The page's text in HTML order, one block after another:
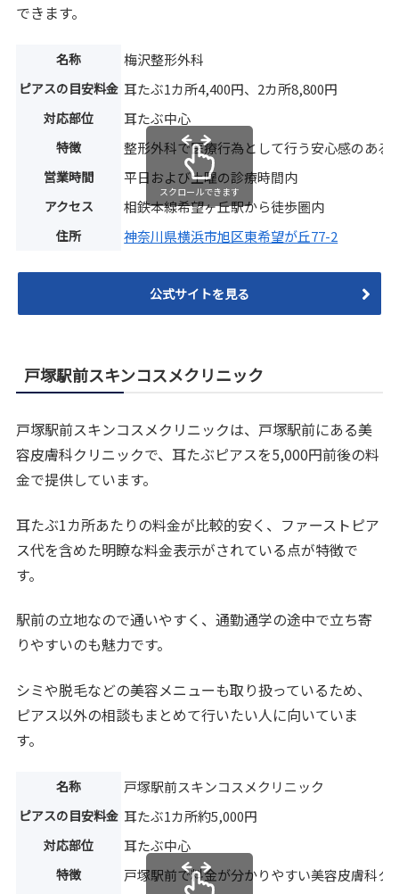
できます。
名称 梅沢整形外科
ピアスの目安料金 耳たぶ1カ所4,400円、2カ所8,800円
対応部位 耳たぶ中心
特徴 整形外科で医療行為として行う安心感のある
営業時間 平日および土曜の診療時間内
アクセス 相鉄本線希望ヶ丘駅から徒歩圏内
住所 神奈川県横浜市旭区東希望が丘77-2
スクロールできます
公式サイトを見る
戸塚駅前スキンコスメクリニック
戸塚駅前スキンコスメクリニックは、戸塚駅前にある美
容皮膚科クリニックで、耳たぶピアスを5,000円前後の料
金で提供しています。
耳たぶ1カ所あたりの料金が比較的安く、ファーストピア
ス代を含めた明瞭な料金表示がされている点が特徴で
す。
駅前の立地なので通いやすく、通勤通学の途中で立ち寄
りやすいのも魅力です。
シミや脱毛などの美容メニューも取り扱っているため、
ピアス以外の相談もまとめて行いたい人に向いていま
す。
名称 戸塚駅前スキンコスメクリニック
ピアスの目安料金 耳たぶ1カ所約5,000円
対応部位 耳たぶ中心
特徴 戸塚駅前で料金が分かりやすい美容皮膚科ク